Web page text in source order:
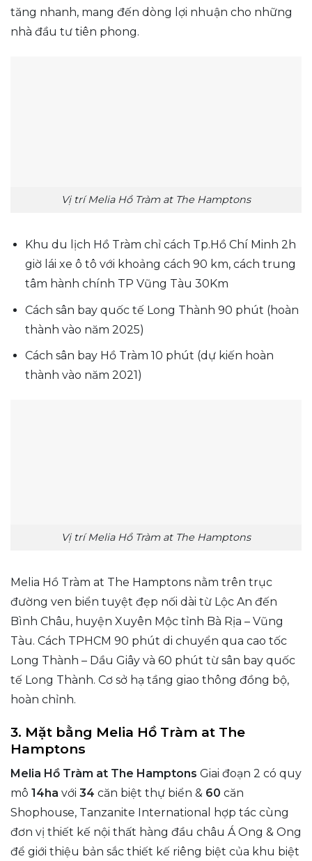
tăng nhanh, mang đến dòng lợi nhuận cho những
nhà đầu tư tiên phong.
Vị trí Melia Hồ Tràm at The Hamptons
Khu du lịch Hồ Tràm chỉ cách Tp.Hồ Chí Minh 2h
giờ lái xe ô tô với khoảng cách 90 km, cách trung
tâm hành chính TP Vũng Tàu 30Km
Cách sân bay quốc tế Long Thành 90 phút (hoàn
thành vào năm 2025)
Cách sân bay Hồ Tràm 10 phút (dự kiến hoàn
thành vào năm 2021)
Vị trí Melia Hồ Tràm at The Hamptons
Melia Hồ Tràm at The Hamptons nằm trên trục
đường ven biển tuyệt đẹp nối dài từ Lộc An đến
Bình Châu, huyện Xuyên Mộc tỉnh Bà Rịa – Vũng
Tàu. Cách TPHCM 90 phút di chuyển qua cao tốc
Long Thành – Dầu Giây và 60 phút từ sân bay quốc
tế Long Thành. Cơ sở hạ tầng giao thông đồng bộ,
hoàn chỉnh.
3. Mặt bằng Melia Hồ Tràm at The
Hamptons
Melia Hồ Tràm at The Hamptons Giai đoạn 2 có quy
mô 14ha với 34 căn biệt thự biển & 60 căn
Shophouse, Tanzanite International hợp tác cùng
đơn vị thiết kế nội thất hàng đầu châu Á Ong & Ong
để giới thiệu bản sắc thiết kế riêng biệt của khu biệt